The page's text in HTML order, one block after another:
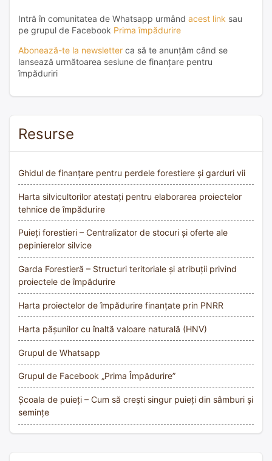
Intră în comunitatea de Whatsapp urmând acest link sau
pe grupul de Facebook Prima împădurire
Abonează-te la newsletter ca să te anunțăm când se
lansează următoarea sesiune de finanțare pentru
împăduriri
Resurse
Ghidul de finanțare pentru perdele forestiere și garduri vii
Harta silvicultorilor atestați pentru elaborarea proiectelor
tehnice de împădurire
Puieți forestieri – Centralizator de stocuri și oferte ale
pepinierelor silvice
Garda Forestieră – Structuri teritoriale și atribuții privind
proiectele de împădurire
Harta proiectelor de împădurire finanțate prin PNRR
Harta pășunilor cu înaltă valoare naturală (HNV)
Grupul de Whatsapp
Grupul de Facebook „Prima Împădurire”
Școala de puieți – Cum să crești singur puieți din sâmburi și
semințe